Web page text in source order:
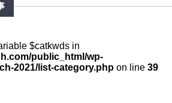
$catkwds in
public_html/wp-
2021/list-category.php on line 39